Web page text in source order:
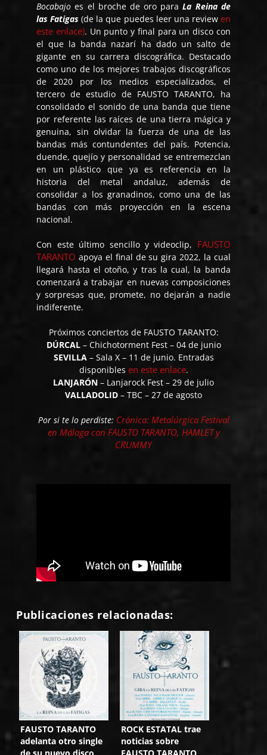
Bocabajo es el broche de oro paraLa Reina de
las Fatigas (de la que puedes leer una review en
este enlace). Un punto y final para un disco con
el que la banda nazarí ha dado un salto de
gigante en su carrera discográfica. Destacado
como uno de los mejores trabajos discográficos
de 2020 por los medios especializados, el
tercero de estudio de FAUSTO TARANTO, ha
consolidado el sonido de una banda que tiene
por referente las raíces de una tierra mágica y
genuina, sin olvidar la fuerza de una de las
bandas más contundentes del país. Potencia,
duende, quejío y personalidad se entremezclan
en un plástico que ya es referencia en la
historia del metal andaluz, además de
consolidar a los granadinos, como una de las
bandas con más proyección en la escena
nacional.
Con este último sencillo y videoclip, FAUSTO
TARANTO apoya el final de su gira 2022, la cual
llegará hasta el otoño, y tras la cual, la banda
comenzará a trabajar en nuevas composiciones
y sorpresas que, promete, no dejarán a nadie
indiferente.
Próximos conciertos de FAUSTO TARANTO:
DÚRCAL– Chichotorment Fest – 04 de junio
SEVILLA– Sala X – 11 de junio. Entradas
disponibles en este enlace.
LANJARÓN – Lanjarock Fest – 29 de julio
VALLADOLID – TBC – 27 de agosto
Por si te lo perdiste: Crónica: Metalúrgica Festival
en Málaga con FAUSTO TARANTO, HAMLET y
CRUMMY
Publicaciones relacionadas:
FAUSTO TARANTO
adelanta otro single
ROCK ESTATAL trae
noticias sobre